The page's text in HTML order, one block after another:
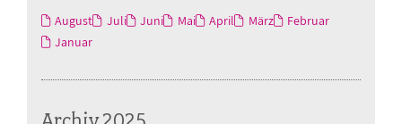
August Juli Juni Mai April März
Februar
Januar